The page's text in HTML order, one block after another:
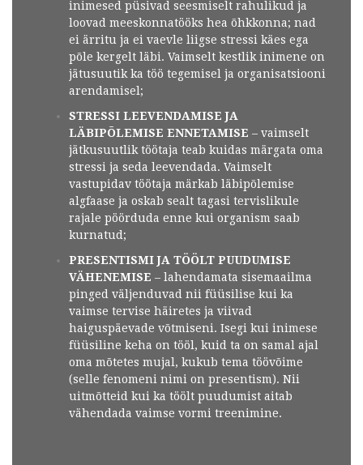
inimesed püsivad seesmiselt rahulikud ja
loovad meeskonnatööks hea õhkkonna; nad
ei ärritu ja ei vaevle liigse stressi käes ega
põle kergelt läbi. Vaimselt kestlik inimene on
jätusuutik ka töö tegemisel ja organisatsiooni
arendamisel;
STRESSI LEEVENDAMISE JA
LÄBIPÕLEMISE ENNETAMISE – vaimselt
jätkusuutlik töötaja teab kuidas märgata oma
stressi ja seda leevendada. Vaimselt
vastupidav töötaja märkab läbipõlemise
algfaase ja oskab sealt tagasi tervislikule
rajale pöörduda enne kui organism saab
kurnatud;
PRESENTISMI JA TÖÖLT PUUDUMISE
VÄHENEMISE – lahendamata sisemaailma
pinged väljenduvad nii füüsilise kui ka
vaimse tervise häiretes ja viivad
haiguspäevade võtmiseni. Isegi kui inimese
füüsiline keha on tööl, kuid ta on samal ajal
oma mõtetes mujal, kukub tema töövõime
(selle fenomeni nimi on presentism). Nii
uitmõtteid kui ka töölt puudumist aitab
vähendada vaimse vormi treenimine.